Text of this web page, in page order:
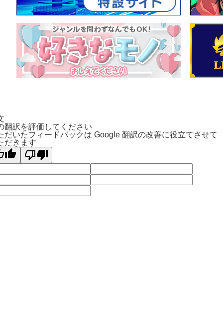
翻訳を評価してください
だいたフィードバックは Google 翻訳の改善に役立てさせて
だきます